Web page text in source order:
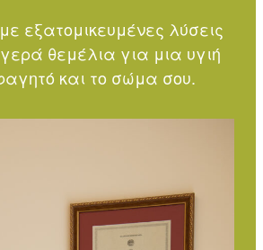
εξατομικευμένες λύσεις
θεμέλια για μια υγιή
και το σώμα σου.